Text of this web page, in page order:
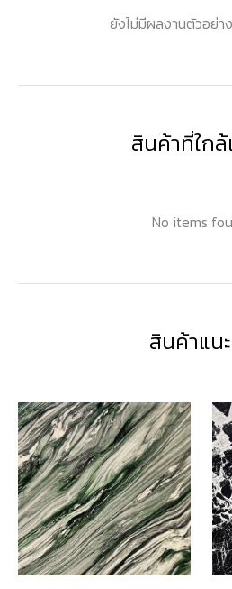
ยังไม่มีผลงานตัวอย่า
สินค้าที่ใกล้
No items
สินค้าแน